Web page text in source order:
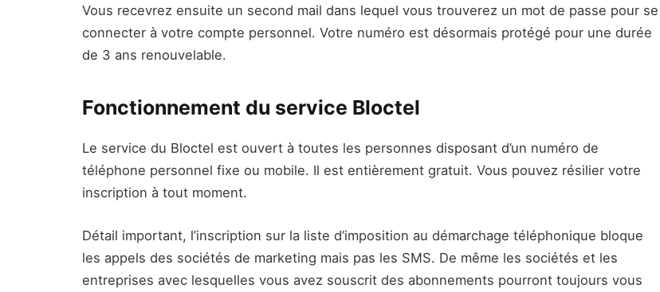
Vous recevrez ensuite un second mail dans lequel vous trouverez un mot de passe pour se
connecter à votre compte personnel. Votre numéro est désormais protégé pour une durée
de 3 ans renouvelable.
Fonctionnement du service Bloctel
Le service du Bloctel est ouvert à toutes les personnes disposant d’un numéro de
téléphone personnel fixe ou mobile. Il est entièrement gratuit. Vous pouvez résilier votre
inscription à tout moment.
Détail important, l’inscription sur la liste d’imposition au démarchage téléphonique bloque
les appels des sociétés de marketing mais pas les SMS. De même les sociétés et les
entreprises avec lesquelles vous avez souscrit des abonnements pourront toujours vous